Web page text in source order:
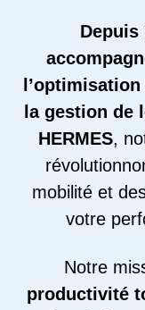
Depuis
la gestion de
HERMES,
mobilité et
votre
Notre
productivité